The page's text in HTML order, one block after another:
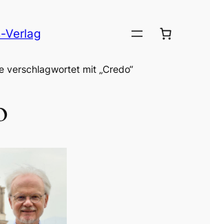
Verlag
verschlagwortet mit „Credo“